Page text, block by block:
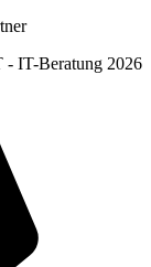
IT-Beratung 2026